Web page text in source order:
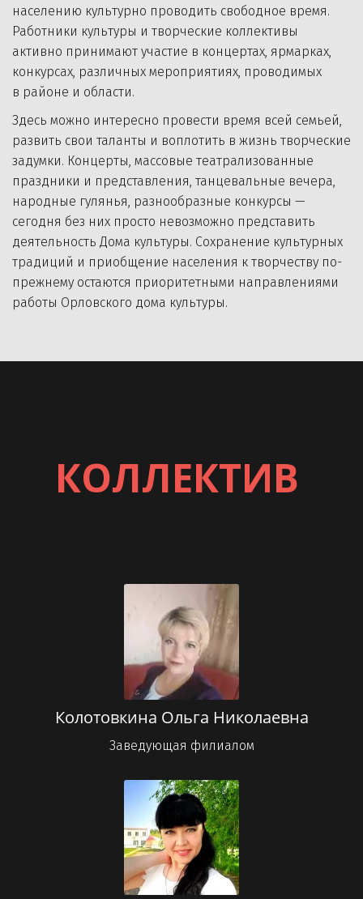
населению культурно проводить свободное время.
Работники культуры и творческие коллективы
активно принимают участие в концертах, ярмарках,
конкурсах, различных мероприятиях, проводимых
в районе и области.
Здесь можно интересно провести время всей семьей,
развить свои таланты и воплотить в жизнь творческие
задумки. Концерты, массовые театрализованные
праздники и представления, танцевальные вечера,
народные гулянья, разнообразные конкурсы —
сегодня без них просто невозможно представить
деятельность Дома культуры. Сохранение культурных
традиций и приобщение населения к творчеству по-
прежнему остаются приоритетными направлениями
работы Орловского дома культуры.
КОЛЛЕКТИВ
Колотовкина Ольга Николаевна
Заведующая филиалом